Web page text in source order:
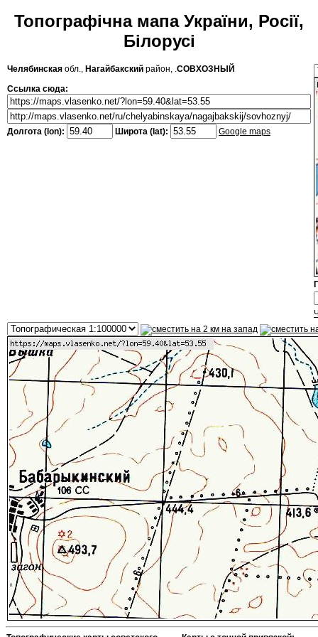
Топографічна мапа України, Росії,
Білорусі
Челябинская обл., Нагайбакский район, .СОВХОЗНЫЙ
Ссылка сюда:
Долгота (lon): Широта (lat): Google maps